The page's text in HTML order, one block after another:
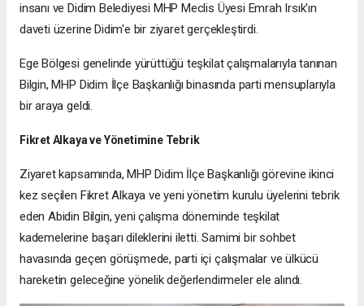
insanı ve Didim Belediyesi MHP Meclis Üyesi Emrah Irsık'ın
daveti üzerine Didim'e bir ziyaret gerçekleştirdi.
Ege Bölgesi genelinde yürüttüğü teşkilat çalışmalarıyla tanınan
Bilgin, MHP Didim İlçe Başkanlığı binasında parti mensuplarıyla
bir araya geldi.
Fikret Alkaya ve Yönetimine Tebrik
Ziyaret kapsamında, MHP Didim İlçe Başkanlığı görevine ikinci
kez seçilen Fikret Alkaya ve yeni yönetim kurulu üyelerini tebrik
eden Abidin Bilgin, yeni çalışma döneminde teşkilat
kademelerine başarı dileklerini iletti. Samimi bir sohbet
havasında geçen görüşmede, parti içi çalışmalar ve ülkücü
hareketin geleceğine yönelik değerlendirmeler ele alındı.